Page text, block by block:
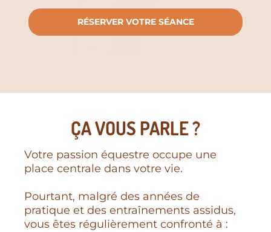
RÉSERVER VOTRE SÉANCE
ÇA VOUS PARLE ?
Votre passion équestre occupe une
place centrale dans votre vie.
Pourtant, malgré des années de
pratique et des entraînements assidus,
vous êtes régulièrement confronté à :